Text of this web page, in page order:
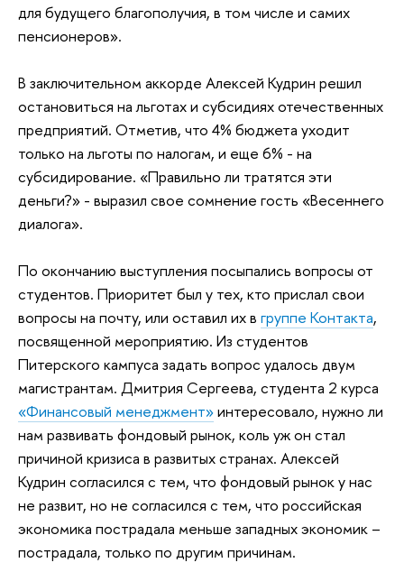
для будущего благополучия, в том числе и самих
пенсионеров».
В заключительном аккорде Алексей Кудрин решил
остановиться на льготах и субсидиях отечественных
предприятий. Отметив, что 4% бюджета уходит
только на льготы по налогам, и еще 6% - на
субсидирование. «Правильно ли тратятся эти
деньги?» - выразил свое сомнение гость «Весеннего
диалога».
По окончанию выступления посыпались вопросы от
студентов. Приоритет был у тех, кто прислал свои
вопросы на почту, или оставил их в группе Контакта,
посвященной мероприятию. Из студентов
Питерского кампуса задать вопрос удалось двум
магистрантам. Дмитрия Сергеева, студента 2 курса
«Финансовый менеджмент»интересовало, нужно ли
нам развивать фондовый рынок, коль уж он стал
причиной кризиса в развитых странах. Алексей
Кудрин согласился с тем, что фондовый рынок у нас
не развит, но не согласился с тем, что российская
экономика пострадала меньше западных экономик –
пострадала, только по другим причинам.